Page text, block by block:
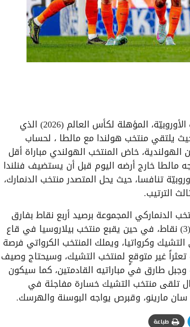
على مدار ستة أيام، تنطلق اليوم الجولة السابعة من التصفيات الأوروبيّة، المؤهلة لكأس العالم (2026) الذي
يلتقي منتخب هولندا مع مالطا ، لحساب
خاض المنتخب الهولندي مباراة أقل
مالطا خارج أرضه اليوم قبل أن يستضيف فنلندا
تنافسا، حيث يحل المتصدر منتخب الدنمارك،
الترتيب.
الدنماركي المجموعة برصيد أربع نقاط بفارق
الأهداف أمام اسكتلندا، بينما تحتل اليونان المركز الثالث برصيد (3) نقاط، في حين يقبع منتخب بيلاروسيا في قاع
ستكون مواجهة منتخبي التشيك وكرواتيا، ويملك المنتخب الكرواتي فرصة
غير متوقعٍ لمنتخب التشيك، وسيحتاج وصيف
إلى الفوز على التشيك وجبل طارق في مباراتيه القادمتين، كما سيكون
تلقى منتخب التشيك خسارة مفاجئة في
مارينو، وقبرص يواجه البوسنة والهرسك.
طباعة